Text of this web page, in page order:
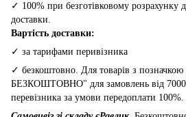
✓ 100% при безготівковому розрахунку
доставки.
Вартість доставки:
✓ за тарифами перивізника
✓ безкоштовно. Для товарів з
БЕЗКОШТОВНО" для замовлень від 7000
перевізника за умови передоплати 100%.